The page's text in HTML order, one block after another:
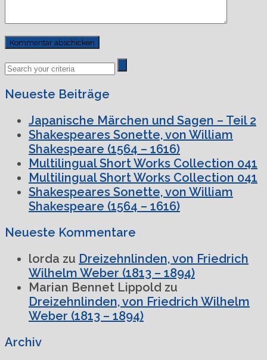
Previous
Post
Next
Post
Neueste Beiträge
Japanische Märchen und Sagen – Teil 2
Shakespeares Sonette, von William
Shakespeare (1564 – 1616)
Multilingual Short Works Collection 041
Multilingual Short Works Collection 041
Shakespeares Sonette, von William
Shakespeare (1564 – 1616)
Neueste Kommentare
lorda zu Dreizehnlinden, von Friedrich
Wilhelm Weber (1813 – 1894)
Marian Bennet Lippold zu
Dreizehnlinden, von Friedrich Wilhelm
Weber (1813 – 1894)
Archiv